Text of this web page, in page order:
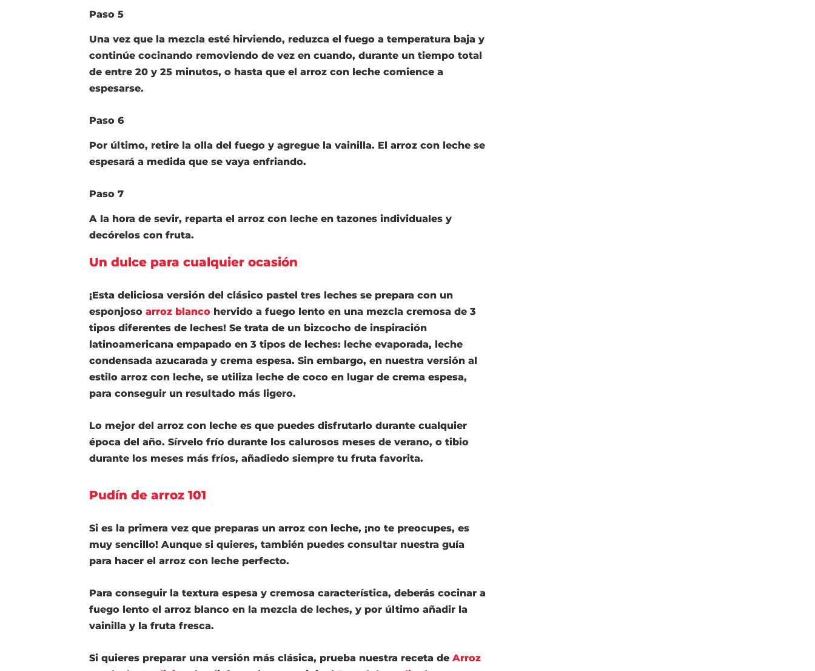
Paso 5
Una vez que la mezcla esté hirviendo, reduzca el fuego a temperatura baja y
continúe cocinando removiendo de vez en cuando, durante un tiempo total
de entre 20 y 25 minutos, o hasta que el arroz con leche comience a
espesarse.
Paso 6
Por último, retire la olla del fuego y agregue la vainilla. El arroz con leche se
espesará a medida que se vaya enfriando.
Paso 7
A la hora de sevir, reparta el arroz con leche en tazones individuales y
decórelos con fruta.
Un dulce para cualquier ocasión
¡Esta deliciosa versión del clásico pastel tres leches se prepara con un
esponjoso arroz blanco hervido a fuego lento en una mezcla cremosa de 3
tipos diferentes de leches! Se trata de un bizcocho de inspiración
latinoamericana empapado en 3 tipos de leches: leche evaporada, leche
condensada azucarada y crema espesa. Sin embargo, en nuestra versión al
estilo arroz con leche, se utiliza leche de coco en lugar de crema espesa,
para conseguir un resultado más ligero.
Lo mejor del arroz con leche es que puedes disfrutarlo durante cualquier
época del año. Sírvelo frío durante los calurosos meses de verano, o tibio
durante los meses más fríos, añadiedo siempre tu fruta favorita.
Pudín de arroz 101
Si es la primera vez que preparas un arroz con leche, ¡no te preocupes, es
muy sencillo! Aunque si quieres, también puedes consultar nuestra guía
para hacer el arroz con leche perfecto.
Para conseguir la textura espesa y cremosa característica, deberás cocinar a
fuego lento el arroz blanco en la mezcla de leches, y por último añadir la
vainilla y la fruta fresca.
Si quieres preparar una versión más clásica, prueba nuestra receta de Arroz